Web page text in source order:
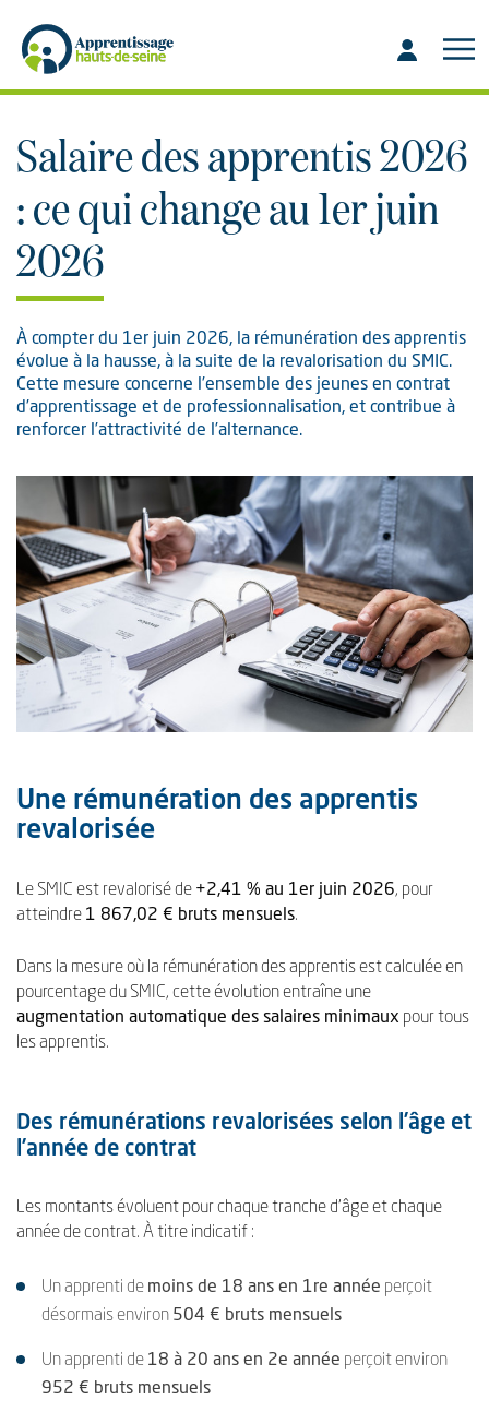
contenu
recherche
Salaire des apprentis 2026
: ce qui change au 1er juin
2026
À compter du 1er juin 2026, la rémunération des apprentis
évolue à la hausse, à la suite de la revalorisation du SMIC.
Cette mesure concerne l’ensemble des jeunes en contrat
d’apprentissage et de professionnalisation, et contribue à
renforcer l’attractivité de l’alternance.
Une rémunération des apprentis
revalorisée
Le SMIC est revalorisé de +2,41 % au 1er juin 2026, pour
atteindre 1 867,02 € bruts mensuels.
Dans la mesure où la rémunération des apprentis est calculée en
pourcentage du SMIC, cette évolution entraîne une
augmentation automatique des salaires minimaux pour tous
les apprentis.
Des rémunérations revalorisées selon l’âge et
l’année de contrat
Les montants évoluent pour chaque tranche d’âge et chaque
année de contrat. À titre indicatif :
Un apprenti de moins de 18 ans en 1re année perçoit
désormais environ 504 € bruts mensuels
Un apprenti de 18 à 20 ans en 2e année perçoit environ
952 € bruts mensuels